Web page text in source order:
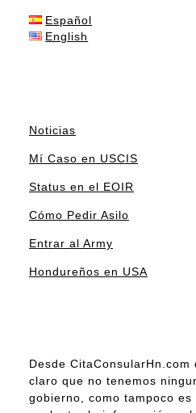
Español
English
Noticias
Mí Caso en USCIS
Status en el EOIR
Cómo Pedir Asilo
Entrar al Army
Hondureños en USA
Desde CitaConsularHn.com
claro que no tenemos
gobierno, como tampoco